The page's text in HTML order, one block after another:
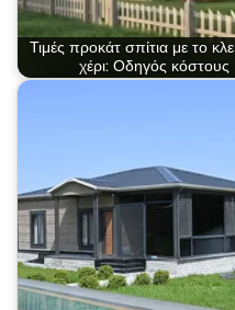
Τιμές προκάτ σπίτια με το
χέρι: Οδηγός κόστους